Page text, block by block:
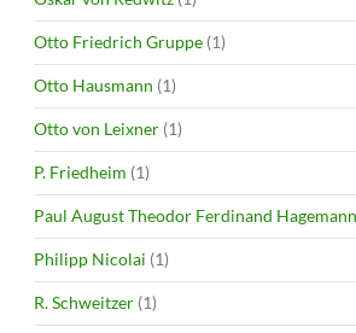
Otto Friedrich Gruppe (1)
Otto Hausmann (1)
Otto von Leixner (1)
P. Friedheim (1)
Paul August Theodor Ferdinand Hagemann
Philipp Nicolai (1)
R. Schweitzer (1)